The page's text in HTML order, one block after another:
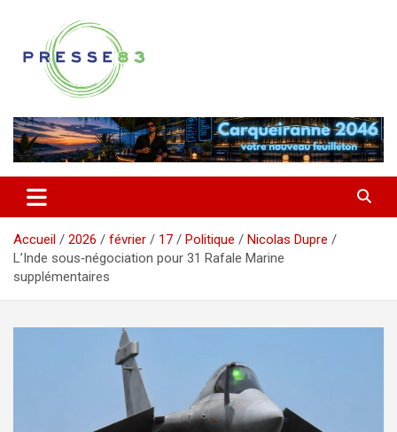
contenu
Presse 83
Accueil 2026 février 17 Politique
Nicolas Dupre
L’Inde sous‑négociation pour 31 Rafale Marine
supplémentaires